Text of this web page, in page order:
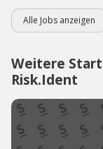
Alle Jobs anzeigen
Weitere
Risk.Ident